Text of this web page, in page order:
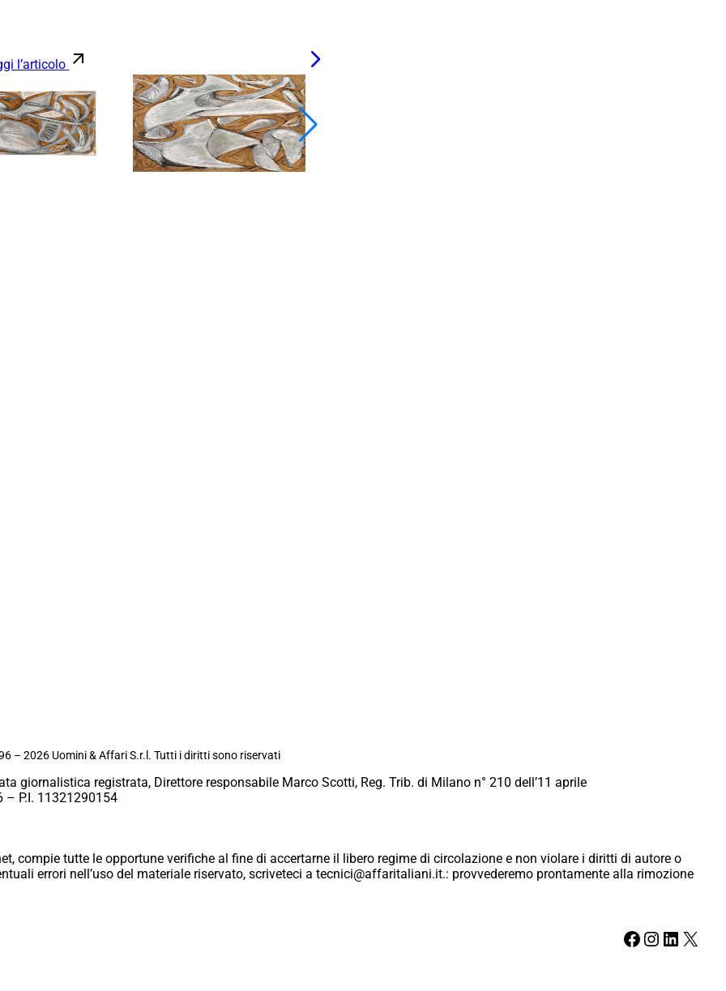
l’articolo
– 2026 Uomini & Affari S.r.l. Tutti i diritti sono riservati
giornalistica registrata, Direttore responsabile Marco Scotti, Reg. Trib. di Milano n° 210 dell’11 aprile
– P.I. 11321290154
compie tutte le opportune verifiche al fine di accertarne il libero regime di circolazione e non violare i diritti di autore o
errori nell’uso del materiale riservato, scriveteci a tecnici@affaritaliani.it.: provvederemo prontamente alla rimozione
Facebook Instagram LinkedIn X